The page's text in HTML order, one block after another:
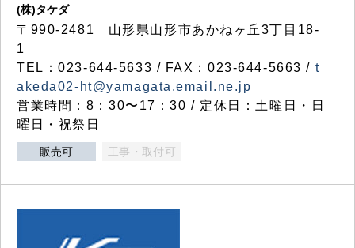
(株)タケダ
〒990-2481 山形県山形市あかねヶ丘3丁目18-
1
TEL：023-644-5633 / FAX：023-644-5663 / t
akeda02-ht@yamagata.email.ne.jp
営業時間：8：30〜17：30 / 定休日：土曜日・日
曜日・祝祭日
販売可 工事・取付可